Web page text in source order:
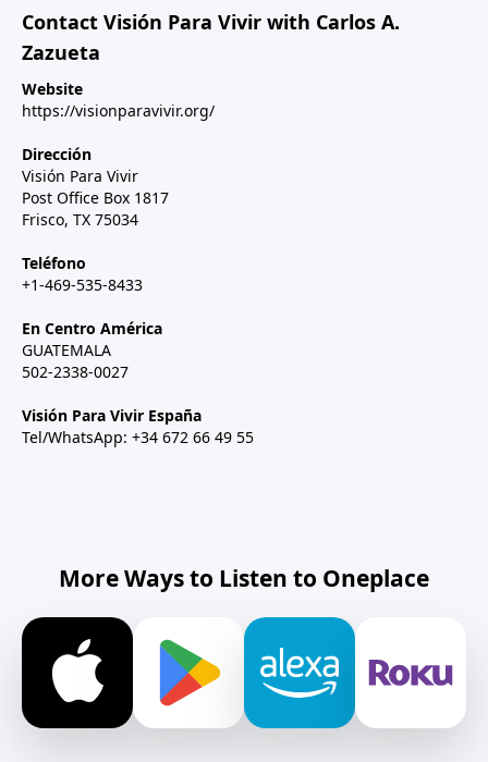
Contact Visión Para Vivir with Carlos A.
Zazueta
Website
https://visionparavivir.org/
Dirección
Visión Para Vivir
Post Office Box 1817
Frisco, TX 75034
Teléfono
+1-469-535-8433
En Centro América
GUATEMALA
502-2338-0027
Visión Para Vivir España
Tel/WhatsApp: +34 672 66 49 55
More Ways to Listen to Oneplace